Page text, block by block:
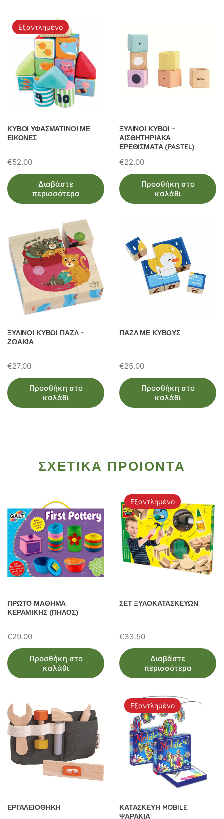
Εξαντλημένο
ΚΥΒΟΙ ΥΦΑΣΜΑΤΙΝΟΙ ΜΕ
ΕΙΚΟΝΕΣ
€52.00
Διαβάστε
περισσότερα
ΞΥΛΙΝΟΙ ΚΥΒΟΙ –
ΑΙΣΘΗΤΗΡΙΑΚΑ
ΕΡΕΘΙΣΜΑΤΑ (PASTEL)
€22.00
Προσθήκη στο
καλάθι
ΞΥΛΙΝΟΙ ΚΥΒΟΙ ΠΑΖΛ –
ΖΩΑΚΙΑ
€27.00
Προσθήκη στο
καλάθι
ΠΑΖΛ ΜΕ ΚΥΒΟΥΣ
€25.00
Προσθήκη στο
καλάθι
ΣΧΕΤΙΚΑ ΠΡΟΙΟΝΤΑ
ΠΡΩΤΟ ΜΑΘΗΜΑ
ΚΕΡΑΜΙΚΗΣ (ΠΗΛΟΣ)
€29.00
Προσθήκη στο
καλάθι
Εξαντλημένο
ΣΕΤ ΞΥΛΟΚΑΤΑΣΚΕΥΩΝ
€33.50
Διαβάστε
περισσότερα
ΕΡΓΑΛΕΙΟΘΗΚΗ
Εξαντλημένο
ΚΑΤΑΣΚΕΥΗ MOBILE
ΨΑΡΑΚΙΑ